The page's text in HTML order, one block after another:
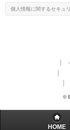
個人情報に関するセキュ
©
HOME